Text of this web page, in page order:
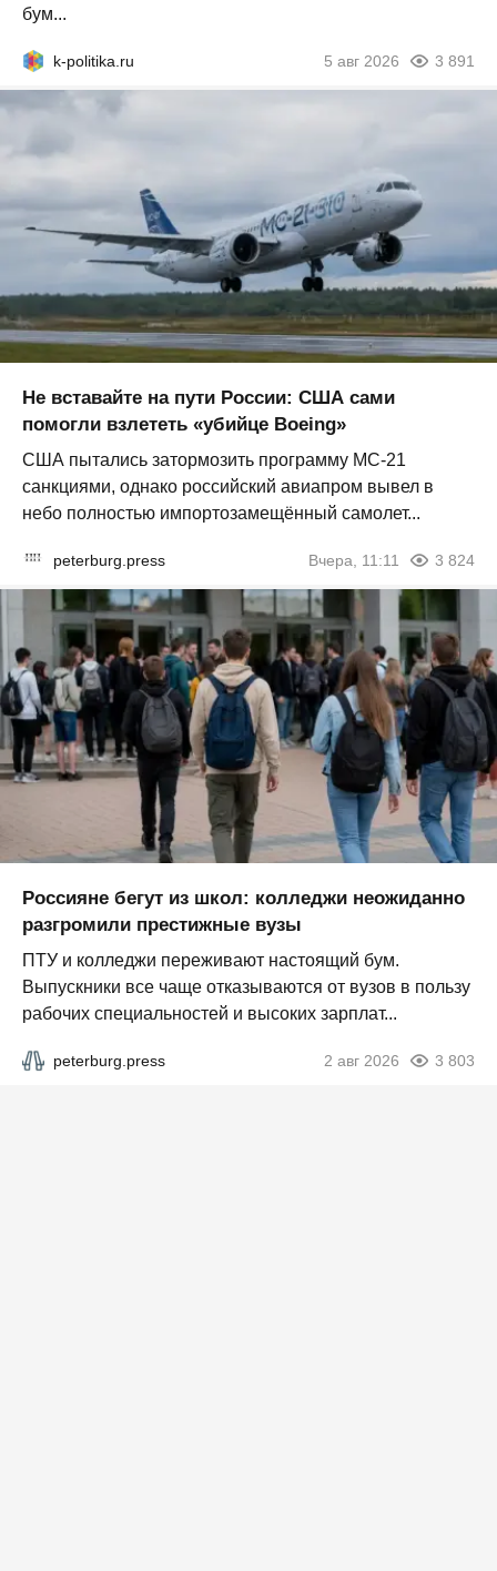
бум...
k-politika.ru 5 авг 2026 3 891
Не вставайте на пути России: США сами
помогли взлететь «убийце Boeing»
США пытались затормозить программу МС-21
санкциями, однако российский авиапром вывел в
небо полностью импортозамещённый самолет...
peterburg.press Вчера, 11:11 3 824
Россияне бегут из школ: колледжи неожиданно
разгромили престижные вузы
ПТУ и колледжи переживают настоящий бум.
Выпускники все чаще отказываются от вузов в пользу
рабочих специальностей и высоких зарплат...
peterburg.press 2 авг 2026 3 803